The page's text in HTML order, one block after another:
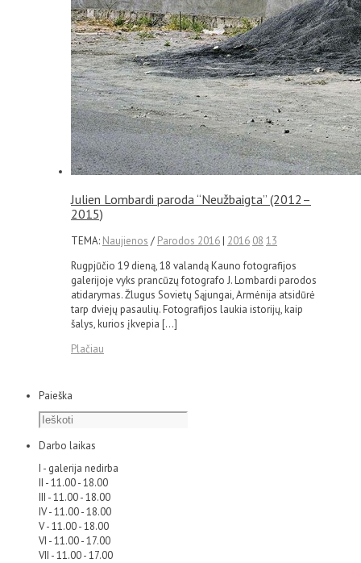
Julien Lombardi paroda “Neužbaigta” (2012–
2015)
TEMA: Naujienos / Parodos 2016| 2016 08 13
Rugpjūčio 19 dieną, 18 valandą Kauno fotografijos
galerijoje vyks prancūzų fotografo J. Lombardi parodos
atidarymas. Žlugus Sovietų Sąjungai, Armėnija atsidūrė
tarp dviejų pasaulių. Fotografijos laukia istorijų, kaip
šalys, kurios įkvepia […]
Plačiau
Paieška
Darbo laikas
I - galerija nedirba
II - 11.00 - 18.00
III - 11.00 - 18.00
IV - 11.00 - 18.00
V - 11.00 - 18.00
VI - 11.00 - 17.00
VII - 11.00 - 17.00